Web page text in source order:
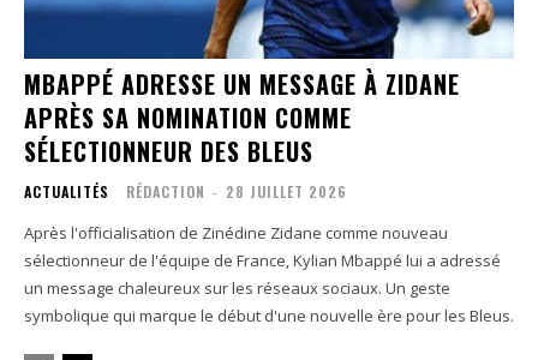
MBAPPÉ ADRESSE UN MESSAGE À ZIDANE
APRÈS SA NOMINATION COMME
SÉLECTIONNEUR DES BLEUS
ACTUALITÉS RÉDACTION - 28 JUILLET 2026
Après l'officialisation de Zinédine Zidane comme nouveau
sélectionneur de l'équipe de France, Kylian Mbappé lui a adressé
un message chaleureux sur les réseaux sociaux. Un geste
symbolique qui marque le début d'une nouvelle ère pour les Bleus.